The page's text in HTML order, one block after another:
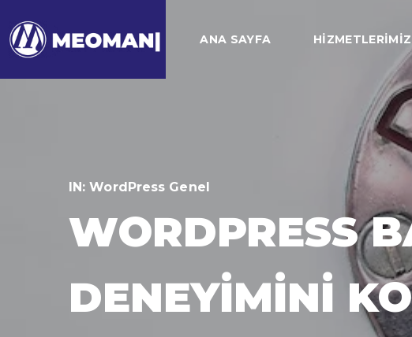
ANA SAYFA HIZMETLERIMIZ
IN: WordPress Genel
WORDPRESS
DENEYIMINI